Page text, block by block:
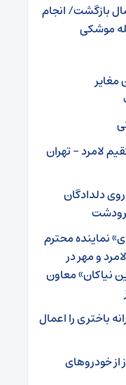
بازگشت/ انجام
مغایر
لامرد – تهران
دلدادگان
نماینده محترم
و مهر در
نیاکان» معاون
باختری را اعمال
خودروهای